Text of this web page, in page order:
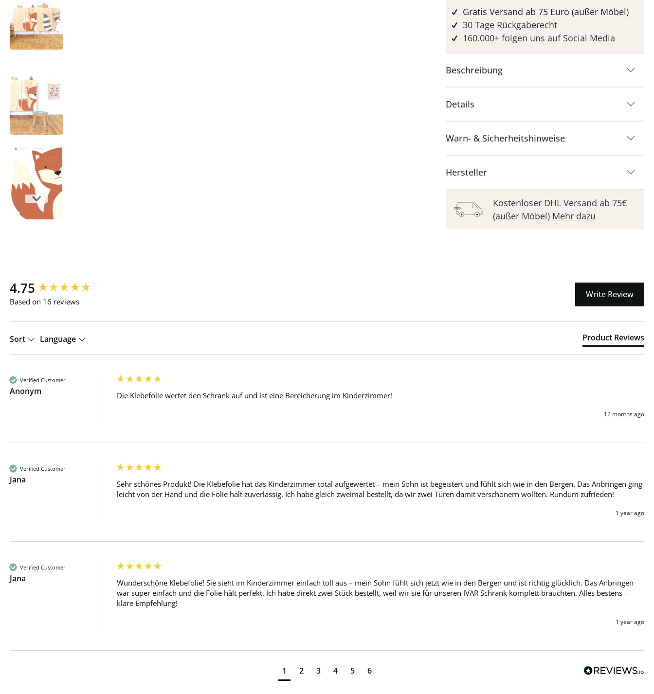
Gratis Versand ab 75 Euro (außer Möbel)
30 Tage Rückgaberecht
160.000+ folgen uns auf Social Media
Beschreibung
Details
Warn- & Sicherheitshinweise
Hersteller
Kostenloser DHL Versand ab 75€
(außer Möbel) Mehr dazu
4.75
Based on 16 reviews
Write Review
Sort Language Product Reviews
Verified Customer
Anonym Die Klebefolie wertet den Schrank auf und ist eine Bereicherung im Kinderzimmer!
12 months ago
Verified Customer
Jana
Sehr schönes Produkt! Die Klebefolie hat das Kinderzimmer total aufgewertet – mein Sohn ist begeistert und fühlt sich wie in den Bergen. Das Anbringen ging
leicht von der Hand und die Folie hält zuverlässig. Ich habe gleich zweimal bestellt, da wir zwei Türen damit verschönern wollten. Rundum zufrieden!
1 year ago
Verified Customer
Jana
Wunderschöne Klebefolie! Sie sieht im Kinderzimmer einfach toll aus – mein Sohn fühlt sich jetzt wie in den Bergen und ist richtig glücklich. Das Anbringen
war super einfach und die Folie hält perfekt. Ich habe direkt zwei Stück bestellt, weil wir sie für unseren IVAR Schrank komplett brauchten. Alles bestens –
klare Empfehlung!
1 year ago
1 2 3 4 5 6
New content loaded